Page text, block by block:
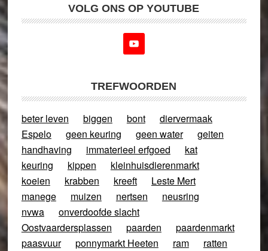
VOLG ONS OP YOUTUBE
TREFWOORDEN
beter leven biggen bont
diervermaak
Espelo
geen keuring geen water
geiten
handhaving
immaterieel erfgoed
kat
keuring
kippen
kleinhuisdierenmarkt
koeien
krabben kreeft
Leste Mert
manege
muizen nertsen
neusring
nvwa
onverdoofde slacht
Oostvaardersplassen
paarden
paardenmarkt
paasvuur
ponnymarkt Heeten ram
ratten